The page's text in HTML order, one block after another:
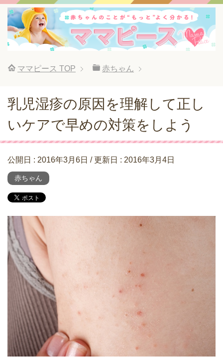
ママピース TOP 赤ちゃん
乳児湿疹の原因を理解して正し
いケアで早めの対策をしよう
公開日 : 2016年3月6日 / 更新日 : 2016年3月4日
赤ちゃん